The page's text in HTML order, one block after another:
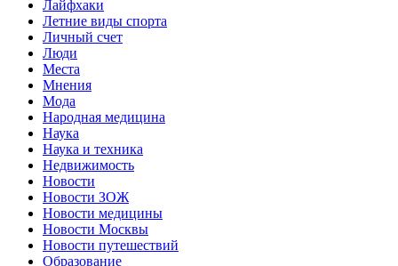
Лайфхаки
Летние виды спорта
Личный счет
Люди
Места
Мнения
Мода
Народная медицина
Наука
Наука и техника
Недвижимость
Новости
Новости ЗОЖ
Новости медицины
Новости Москвы
Новости путешествий
Образование